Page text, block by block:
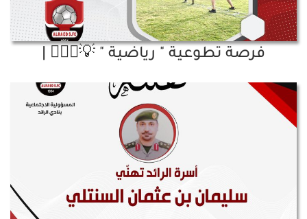
فرصة تطوعية " رياضية " 💡🏃🏻‍♂️ |